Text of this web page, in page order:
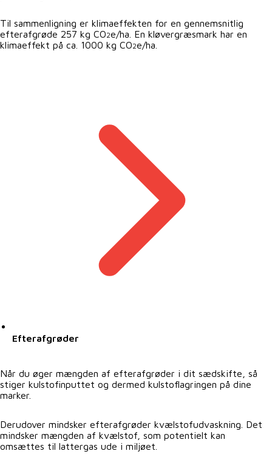
Til sammenligning er klimaeffekten for en gennemsnitlig
efterafgrøde 257 kg CO2e/ha. En kløvergræsmark har en
klimaeffekt på ca. 1000 kg CO2e/ha.
Efterafgrøder
Når du øger mængden af efterafgrøder i dit sædskifte, så
stiger kulstofinputtet og dermed kulstoflagringen på dine
marker.
Derudover mindsker efterafgrøder kvælstofudvaskning. Det
mindsker mængden af kvælstof, som potentielt kan
omsættes til lattergas ude i miljøet.